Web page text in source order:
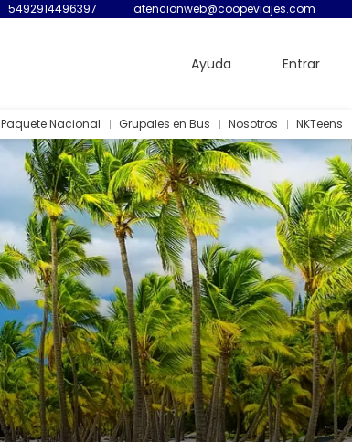
5492914496397 atencionweb@coopeviajes.com
Ayuda Entrar
Paquete Nacional Grupales en Bus Nosotros NKTeens